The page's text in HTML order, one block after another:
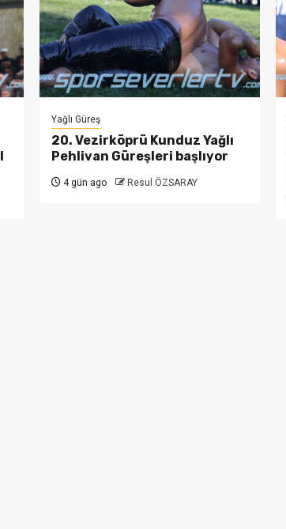
Yağlı Güreş
20. Vezirköprü Kunduz Yağlı
Pehlivan Güreşleri başlıyor
4 gün ago Resul ÖZSARAY